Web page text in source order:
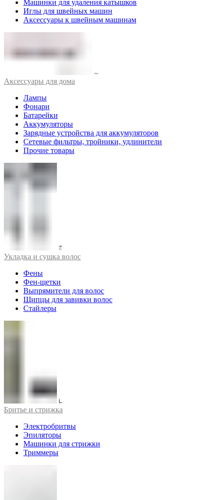
Машинки для удаления катышков
Иглы для швейных машин
Аксессуары к швейным машинам
Аксессуары для дома
Лампы
Фонари
Батарейки
Аккумуляторы
Зарядные устройства для аккумуляторов
Сетевые фильтры, тройники, удлинители
Прочие товары
Укладка и сушка волос
Фены
Фен-щетки
Выпрямители для волос
Щипцы для завивки волос
Стайлеры
Бритье и стрижка
Электробритвы
Эпиляторы
Машинки для стрижки
Триммеры